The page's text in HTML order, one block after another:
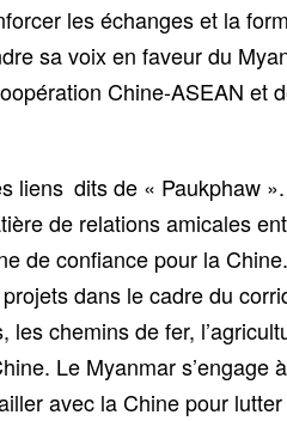
les échanges et la
sa voix en faveur du
Chine-ASEAN et
liens dits de « Paukphaw
de relations amicales
de confiance pour la
dans le cadre du
chemins de fer,
Le Myanmar s’engage
avec la Chine pour lutter